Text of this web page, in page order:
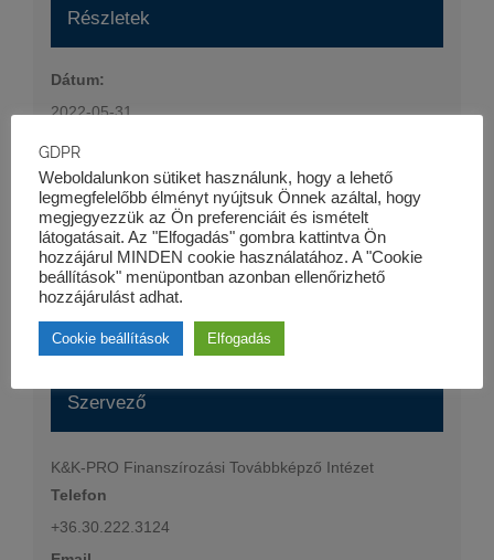
Részletek
Dátum:
2022-05-31
Időpont:
16:30 - 19:00
Esemény kategória:
Szaktanfolyamok
Honlap:
https://kk-pro.hu/oktatas/projektfinanszirozas-tanfolyam/
Szervező
K&K-PRO Finanszírozási Továbbképző Intézet
Telefon
+36.30.222.3124
GDPR
Weboldalunkon sütiket használunk, hogy a lehető
legmegfelelőbb élményt nyújtsuk Önnek azáltal, hogy
megjegyezzük az Ön preferenciáit és ismételt
látogatásait. Az "Elfogadás" gombra kattintva Ön
hozzájárul MINDEN cookie használatához. A "Cookie
beállítások" menüpontban azonban ellenőrizhető
hozzájárulást adhat.
Cookie beállítások Elfogadás